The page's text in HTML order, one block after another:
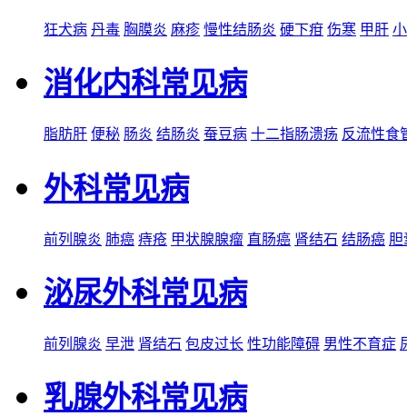
狂犬病 丹毒 胸膜炎 麻疹 慢性结肠炎 硬下疳 伤寒 甲肝
消化内科常见病
脂肪肝 便秘 肠炎 结肠炎 蚕豆病 十二指肠溃疡 反流性食
外科常见病
前列腺炎 肺癌 痔疮 甲状腺腺瘤 直肠癌 肾结石 结肠癌 胆
泌尿外科常见病
前列腺炎 早泄 肾结石 包皮过长 性功能障碍 男性不育症
乳腺外科常见病